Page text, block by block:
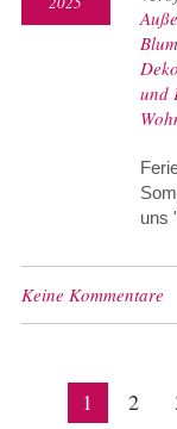
und
uns
Keine Kommentare
1 2